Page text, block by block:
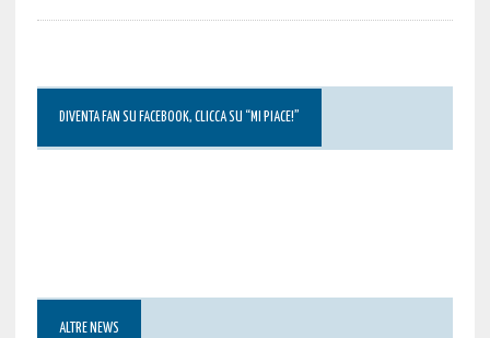
DIVENTA FAN SU FACEBOOK, CLICCA SU “MI PIACE!”
ALTRE NEWS